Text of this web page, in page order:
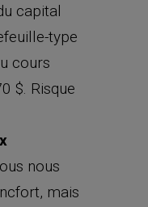
capital
type
cours
$. Risque
nous
mais